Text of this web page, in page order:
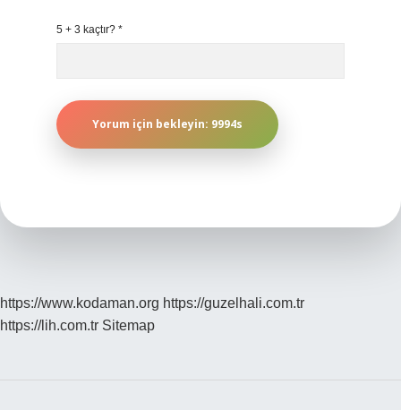
5 + 3 kaçtır? *
https://www.kodaman.org https://guzelhali.com.tr
https://lih.com.tr Sitemap